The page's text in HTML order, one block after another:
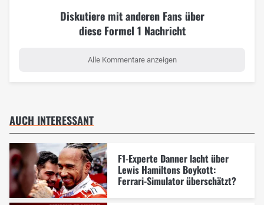
Diskutiere mit anderen Fans über
diese Formel 1 Nachricht
Alle Kommentare anzeigen
AUCH INTERESSANT
F1-Experte Danner lacht über
Lewis Hamiltons Boykott:
Ferrari-Simulator überschätzt?